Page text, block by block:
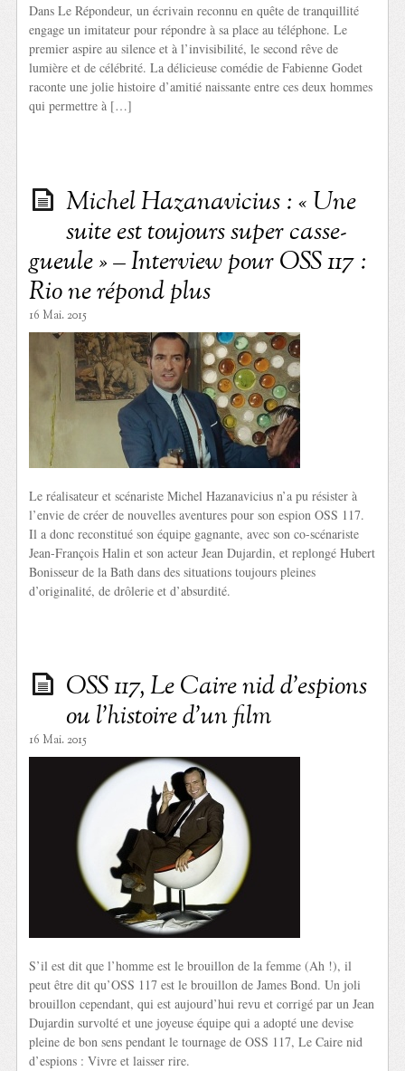
Dans Le Répondeur, un écrivain reconnu en quête de tranquillité
engage un imitateur pour répondre à sa place au téléphone. Le
premier aspire au silence et à l’invisibilité, le second rêve de
lumière et de célébrité. La délicieuse comédie de Fabienne Godet
raconte une jolie histoire d’amitié naissante entre ces deux hommes
qui permettre à […]
Michel Hazanavicius : « Une
suite est toujours super casse-
gueule » – Interview pour OSS 117 :
Rio ne répond plus
16 Mai. 2015
Le réalisateur et scénariste Michel Hazanavicius n’a pu résister à
l’envie de créer de nouvelles aventures pour son espion OSS 117.
Il a donc reconstitué son équipe gagnante, avec son co-scénariste
Jean-François Halin et son acteur Jean Dujardin, et replongé Hubert
Bonisseur de la Bath dans des situations toujours pleines
d’originalité, de drôlerie et d’absurdité.
OSS 117, Le Caire nid d’espions
ou l’histoire d’un film
16 Mai. 2015
S’il est dit que l’homme est le brouillon de la femme (Ah !), il
peut être dit qu’OSS 117 est le brouillon de James Bond. Un joli
brouillon cependant, qui est aujourd’hui revu et corrigé par un Jean
Dujardin survolté et une joyeuse équipe qui a adopté une devise
pleine de bon sens pendant le tournage de OSS 117, Le Caire nid
d’espions : Vivre et laisser rire.